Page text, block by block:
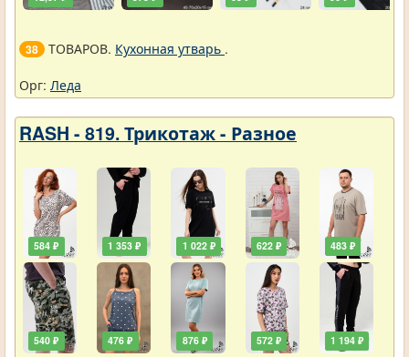
38 ТОВАРОВ. Кухонная утварь .
Орг: Леда
RASH - 819. Трикотаж - Разное
584 ₽
540 ₽
1 353 ₽
476 ₽
1 022 ₽
876 ₽
622 ₽
572 ₽
483 ₽
1 194 ₽